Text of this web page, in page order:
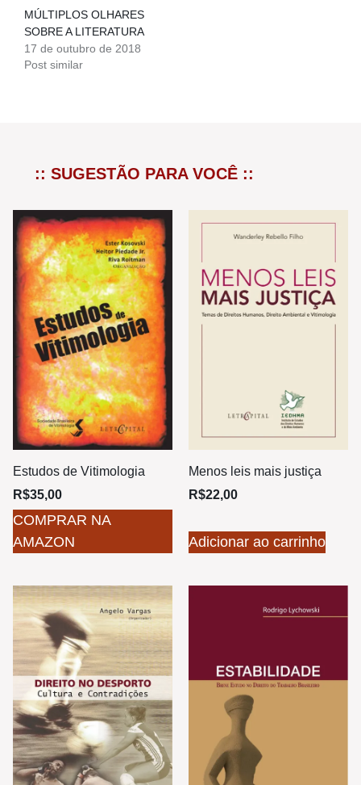
MÚLTIPLOS OLHARES
SOBRE A LITERATURA
17 de outubro de 2018
Post similar
:: SUGESTÃO PARA VOCÊ ::
Estudos de Vitimologia
R$35,00
COMPRAR NA
AMAZON
Menos leis mais justiça
R$22,00
Adicionar ao carrinho